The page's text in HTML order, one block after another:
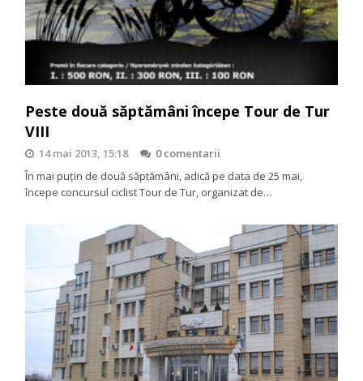
Peste două săptămâni începe Tour de Tur
VIII
14 mai 2013, 15:18
0 comentarii
În mai puțin de două săptămâni, adică pe data de 25 mai,
începe concursul ciclist Tour de Tur, organizat de…